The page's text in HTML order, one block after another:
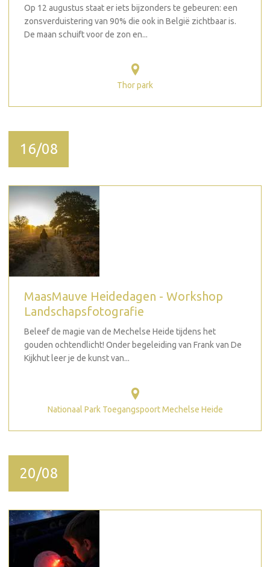
Op 12 augustus staat er iets bijzonders te gebeuren: een
zonsverduistering van 90% die ook in België zichtbaar is.
De maan schuift voor de zon en...
Thor park
16/08
MaasMauve Heidedagen - Workshop
Landschapsfotografie
Beleef de magie van de Mechelse Heide tijdens het
gouden ochtendlicht! Onder begeleiding van Frank van De
Kijkhut leer je de kunst van...
Nationaal Park Toegangspoort Mechelse Heide
20/08